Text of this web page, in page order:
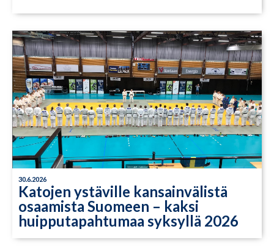
30.6.2026
Katojen ystäville kansainvälistä
osaamista Suomeen – kaksi
huipputapahtumaa syksyllä 2026